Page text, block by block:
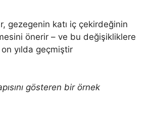
gezegenin katı iç çekirdeğinin
önerir – ve bu değişikliklere
yılda geçmiştir
gösteren bir örnek